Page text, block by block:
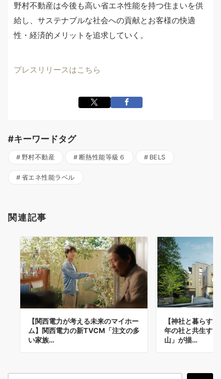
野村不動産は今後も高い省エネ性能を持つ住まいを供
給し、サステナブルな社会への貢献とお客様の快適
性・経済的メリットを追求していく。
プレスリリースはこちら
#キーワードタグ
野村不動産 断熱性能等級６ BELS
省エネ性能ラベル
関連記事
【関西電力が考える未来のマイホー
ム】関西電力の新TVCM「注文の多
い家族…
【神社と暮らす
年の社と共生す
山」が描…